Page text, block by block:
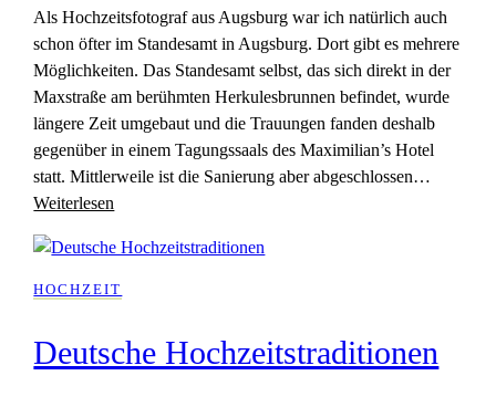
Als Hochzeitsfotograf aus Augsburg war ich natürlich auch
schon öfter im Standesamt in Augsburg. Dort gibt es mehrere
Möglichkeiten. Das Standesamt selbst, das sich direkt in der
Maxstraße am berühmten Herkulesbrunnen befindet, wurde
längere Zeit umgebaut und die Trauungen fanden deshalb
gegenüber in einem Tagungssaals des Maximilian’s Hotel
statt. Mittlerweile ist die Sanierung aber abgeschlossen…
Weiterlesen
HOCHZEIT
Deutsche Hochzeitstraditionen